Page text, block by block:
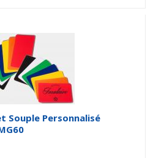
Souple Personnalisé